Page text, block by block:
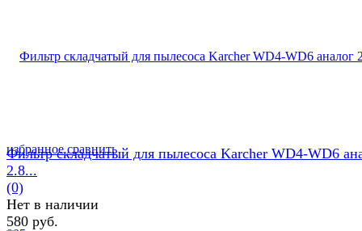
избранное сравнить
Фильтр складчатый для пылесоса Karcher WD4-WD6
2.8...
(0)
Нет в наличии
580 руб.